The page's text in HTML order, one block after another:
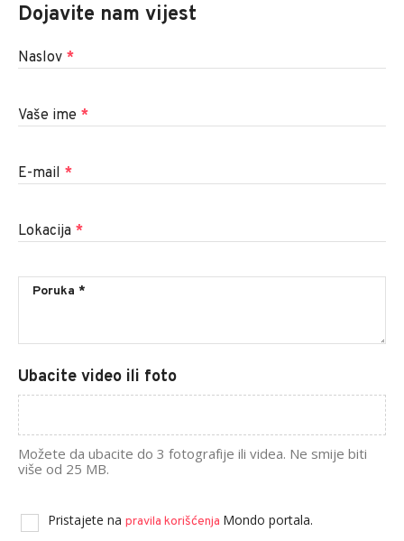
Dojavite nam vijest
Naslov *
Vaše ime *
E-mail *
Lokacija *
Ubacite video ili foto
Možete da ubacite do 3 fotografije ili videa. Ne smije biti
više od 25 MB.
Pristajete na pravila korišćenja Mondo portala.